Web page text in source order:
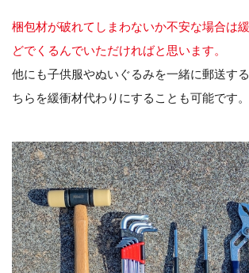
梱包材が破れてしまわないか不安な場合は
どでくるんでいただければと思います。
他にも子供服やぬいぐるみを一緒に郵送す
ちらを緩衝材代わりにすることも可能です。